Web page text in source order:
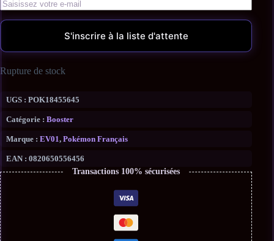
Rupture de stock
UGS : POK18455645
Catégorie : Booster
Marque : EV01, Pokémon Français
EAN : 0820650556456
Transactions 100% sécurisées
S'inscrire à la liste d'attente